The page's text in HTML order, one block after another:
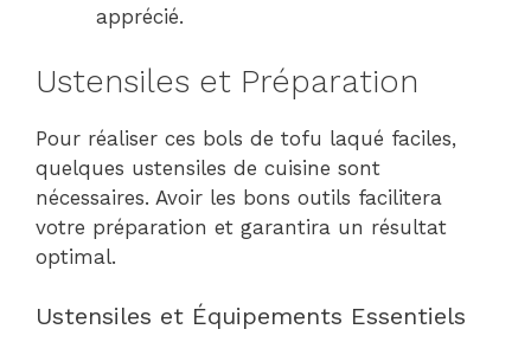
apprécié.
Ustensiles et Préparation
Pour réaliser ces bols de tofu laqué faciles,
quelques ustensiles de cuisine sont
nécessaires. Avoir les bons outils facilitera
votre préparation et garantira un résultat
optimal.
Ustensiles et Équipements Essentiels